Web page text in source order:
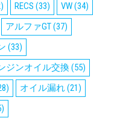
RECS (33) VW(34)
アルファGT(37)
(33)
ジンオイル交換(55)
オイル漏れ(21)